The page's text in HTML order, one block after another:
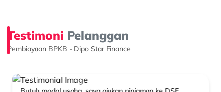
Testimoni Pelanggan
Pembiayaan BPKB - Dipo Star Finance